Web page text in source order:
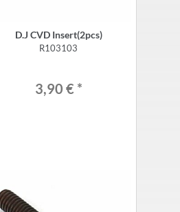
D.J CVD Insert(2pcs)
R103103
3,90 € *